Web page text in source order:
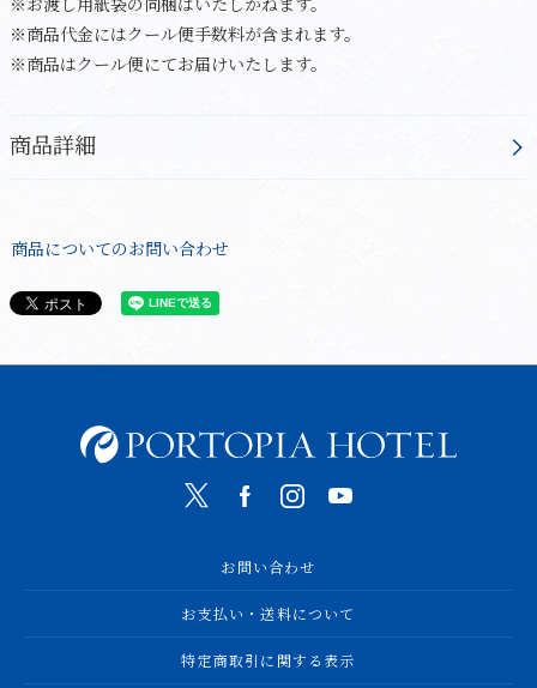
※商品代金にはクール便手数料が含まれます。
※商品はクール便にてお届けいたします。
商品詳細
商品についてのお問い合わせ
お問い合わせ
お支払い・送料について
特定商取引に関する表示